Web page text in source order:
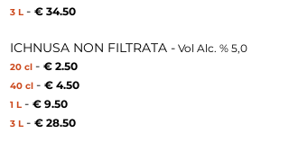
3 L - € 34.50
ICHNUSA NON FILTRATA - Vol Alc. % 5,0
20 cl - € 2.50
40 cl - € 4.50
1 L - € 9.50
3 L - € 28.50